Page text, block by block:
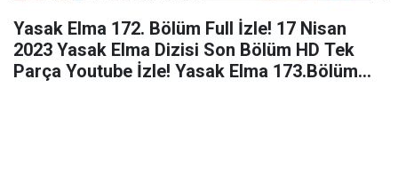
Yasak Elma 172. Bölüm Full İzle! 17 Nisan
2023 Yasak Elma Dizisi Son Bölüm HD Tek
Parça Youtube İzle! Yasak Elma 173.Bölüm